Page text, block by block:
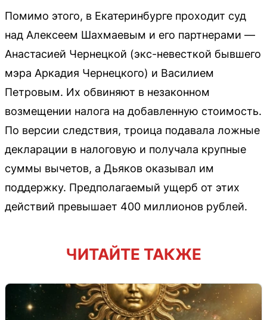
Помимо этого, в Екатеринбурге проходит суд
над Алексеем Шахмаевым и его партнерами —
Анастасией Чернецкой (экс-невесткой бывшего
мэра Аркадия Чернецкого) и Василием
Петровым. Их обвиняют в незаконном
возмещении налога на добавленную стоимость.
По версии следствия, троица подавала ложные
декларации в налоговую и получала крупные
суммы вычетов, а Дьяков оказывал им
поддержку. Предполагаемый ущерб от этих
действий превышает 400 миллионов рублей.
ЧИТАЙТЕ ТАКЖЕ